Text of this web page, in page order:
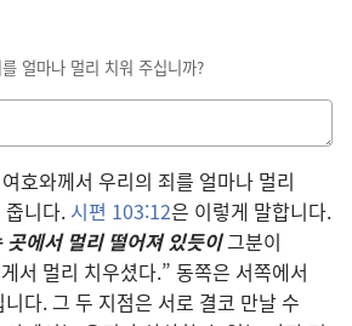
얼마나 멀리 치워 주십니까?
호와께서 우리의 죄를 얼마나 멀리
줍니다. 시편 103:12은 이렇게 말합니다.
곳에서 멀리 떨어져 있듯이그분이
서 멀리 치우셨다.” 동쪽은 서쪽에서
다. 그 두 지점은 서로 결코 만날 수